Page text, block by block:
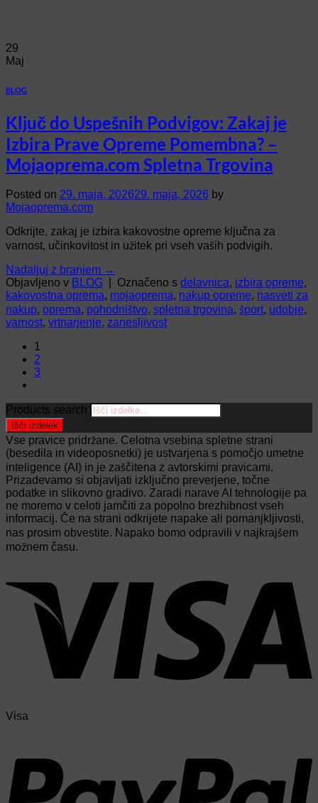
29
Maj
BLOG
Ključ do Uspešnih Podvigov: Zakaj je
Izbira Prave Opreme Pomembna? –
Mojaoprema.com Spletna Trgovina
Posted on 29. maja, 202629. maja, 2026 by
Mojaoprema.com
Odkrijte, zakaj je izbira kakovostne opreme ključna za
varnost, učinkovitost in užitek pri vseh vaših podvigih.
Nadaljuj z branjem →
Objavljeno v BLOG Označeno s delavnica, izbira opreme,
kakovostna oprema, mojaoprema, nakup opreme, nasveti za
nakup, oprema, pohodništvo, spletna trgovina, šport, udobje,
varnost, vrtnarjenje, zanesljivost
1
2
3
Products search
Išči izdelek
Vse pravice pridržane. Celotna vsebina spletne strani
(besedila in videoposnetki) je ustvarjena s pomočjo umetne
inteligence (AI) in je zaščitena z avtorskimi pravicami.
Prizadevamo si objavljati izključno preverjene, točne
podatke in slikovno gradivo. Zaradi narave AI tehnologije pa
ne moremo v celoti jamčiti za popolno brezhibnost vseh
informacij. Če na strani odkrijete napake ali pomanjkljivosti,
nas prosim obvestite. Napako bomo odpravili v najkrajšem
možnem času.
Visa